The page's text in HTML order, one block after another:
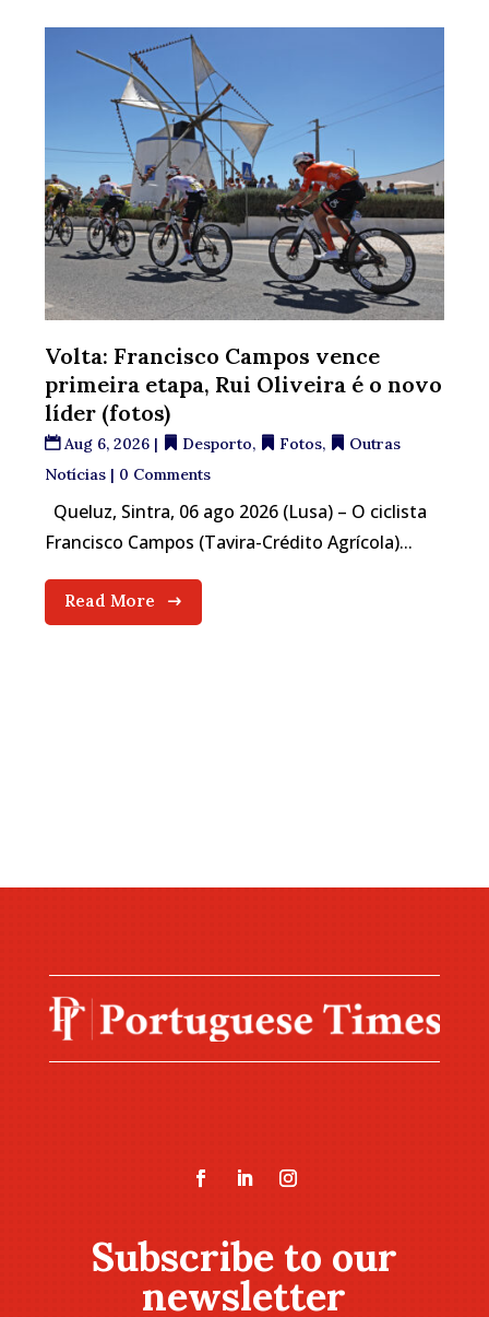
Volta: Francisco Campos vence
primeira etapa, Rui Oliveira é o novo
líder (fotos)
Aug 6, 2026 | Desporto, Fotos,
Outras
Notícias | 0 Comments
Queluz, Sintra, 06 ago 2026 (Lusa) – O ciclista
Francisco Campos (Tavira-Crédito Agrícola)...
Read More
Subscribe to our
newsletter